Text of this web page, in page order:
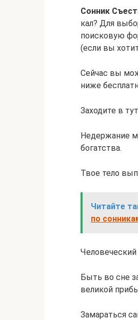
Сонник
кал? Для
поисковую
(если вы
Сейчас вы
ниже
Заходите в
Недержание
богатства.
Твое тело
Читайте
по
Быть во сне
великой
Замараться